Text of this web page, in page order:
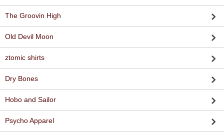
The Groovin High
Old Devil Moon
ztomic shirts
Dry Bones
Hobo and Sailor
Psycho Apparel